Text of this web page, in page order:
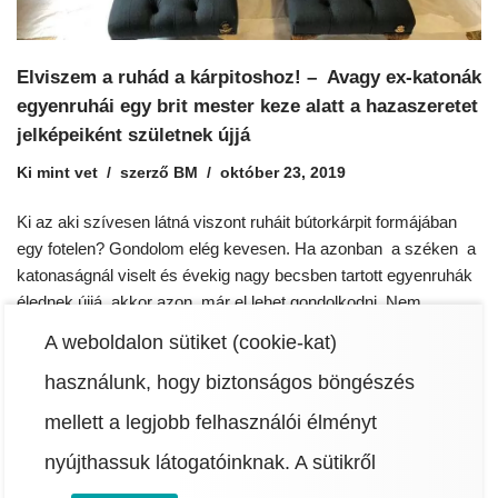
A weboldalon sütiket (cookie-kat)
használunk, hogy biztonságos böngészés
mellett a legjobb felhasználói élményt
nyújthassuk látogatóinknak.A sütikről
Elviszem a ruhád a kárpitoshoz! – Avagy ex-katonák
egyenruhái egy brit mester keze alatt a hazaszeretet
jelképeiként születnek újjá
Ki mint vet szerző BM október 23, 2019
Ki az aki szívesen látná viszont ruháit bútorkárpit formájában
egy fotelen? Gondolom elég kevesen. Ha azonban a széken a
katonaságnál viselt és évekig nagy becsben tartott egyenruhák
élednek újjá, akkor azon már el lehet gondolkodni. Nem
A brit kárpitos, Dougie Smith is sokat gondolkodott ezeken,
amikor először keresték…Read More »